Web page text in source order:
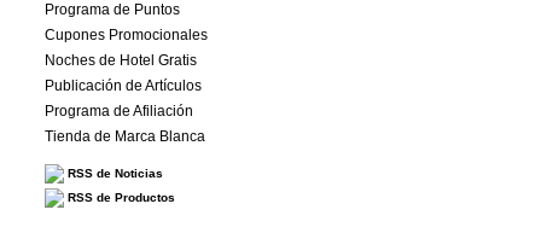
Programa de Puntos
Cupones Promocionales
Noches de Hotel Gratis
Publicación de Artículos
Programa de Afiliación
Tienda de Marca Blanca
RSS de Noticias
RSS de Productos